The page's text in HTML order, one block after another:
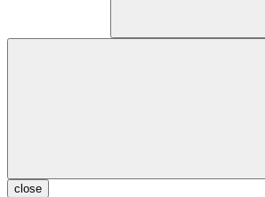
close